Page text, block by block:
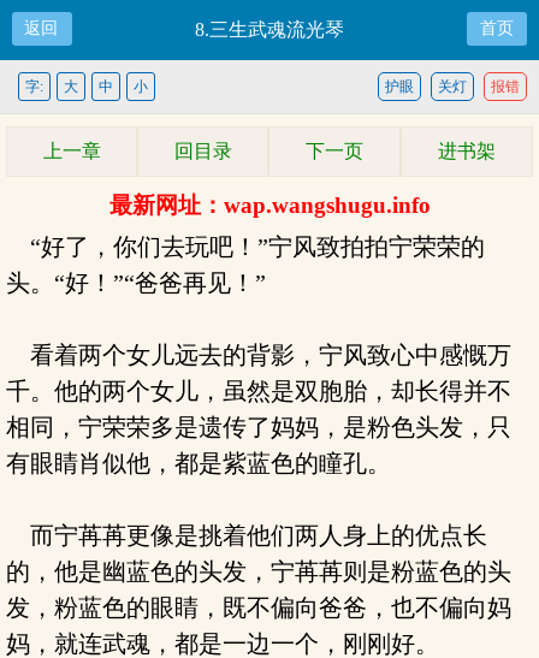
返回 8.三生武魂流光琴 首页
报错
关灯
护眼
字: 大 中 小
上一章 回目录 下一页 进书架
最新网址：wap.wangshugu.info
“好了，你们去玩吧！”宁风致拍拍宁荣荣的
头。“好！”“爸爸再见！”
看着两个女儿远去的背影，宁风致心中感慨万
千。他的两个女儿，虽然是双胞胎，却长得并不
相同，宁荣荣多是遗传了妈妈，是粉色头发，只
有眼睛肖似他，都是紫蓝色的瞳孔。
而宁苒苒更像是挑着他们两人身上的优点长
的，他是幽蓝色的头发，宁苒苒则是粉蓝色的头
发，粉蓝色的眼睛，既不偏向爸爸，也不偏向妈
妈，就连武魂，都是一边一个，刚刚好。